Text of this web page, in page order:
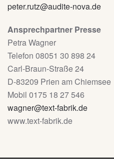
peter.rutz@audite-nova.de
Ansprechpartner Presse
Petra
Telefon 08051 30 898 24
Carl-Braun-Straße 24
D-83209 Prien am
Mobil 0175
wagner@text-fabrik.de
www.text-fabrik.de